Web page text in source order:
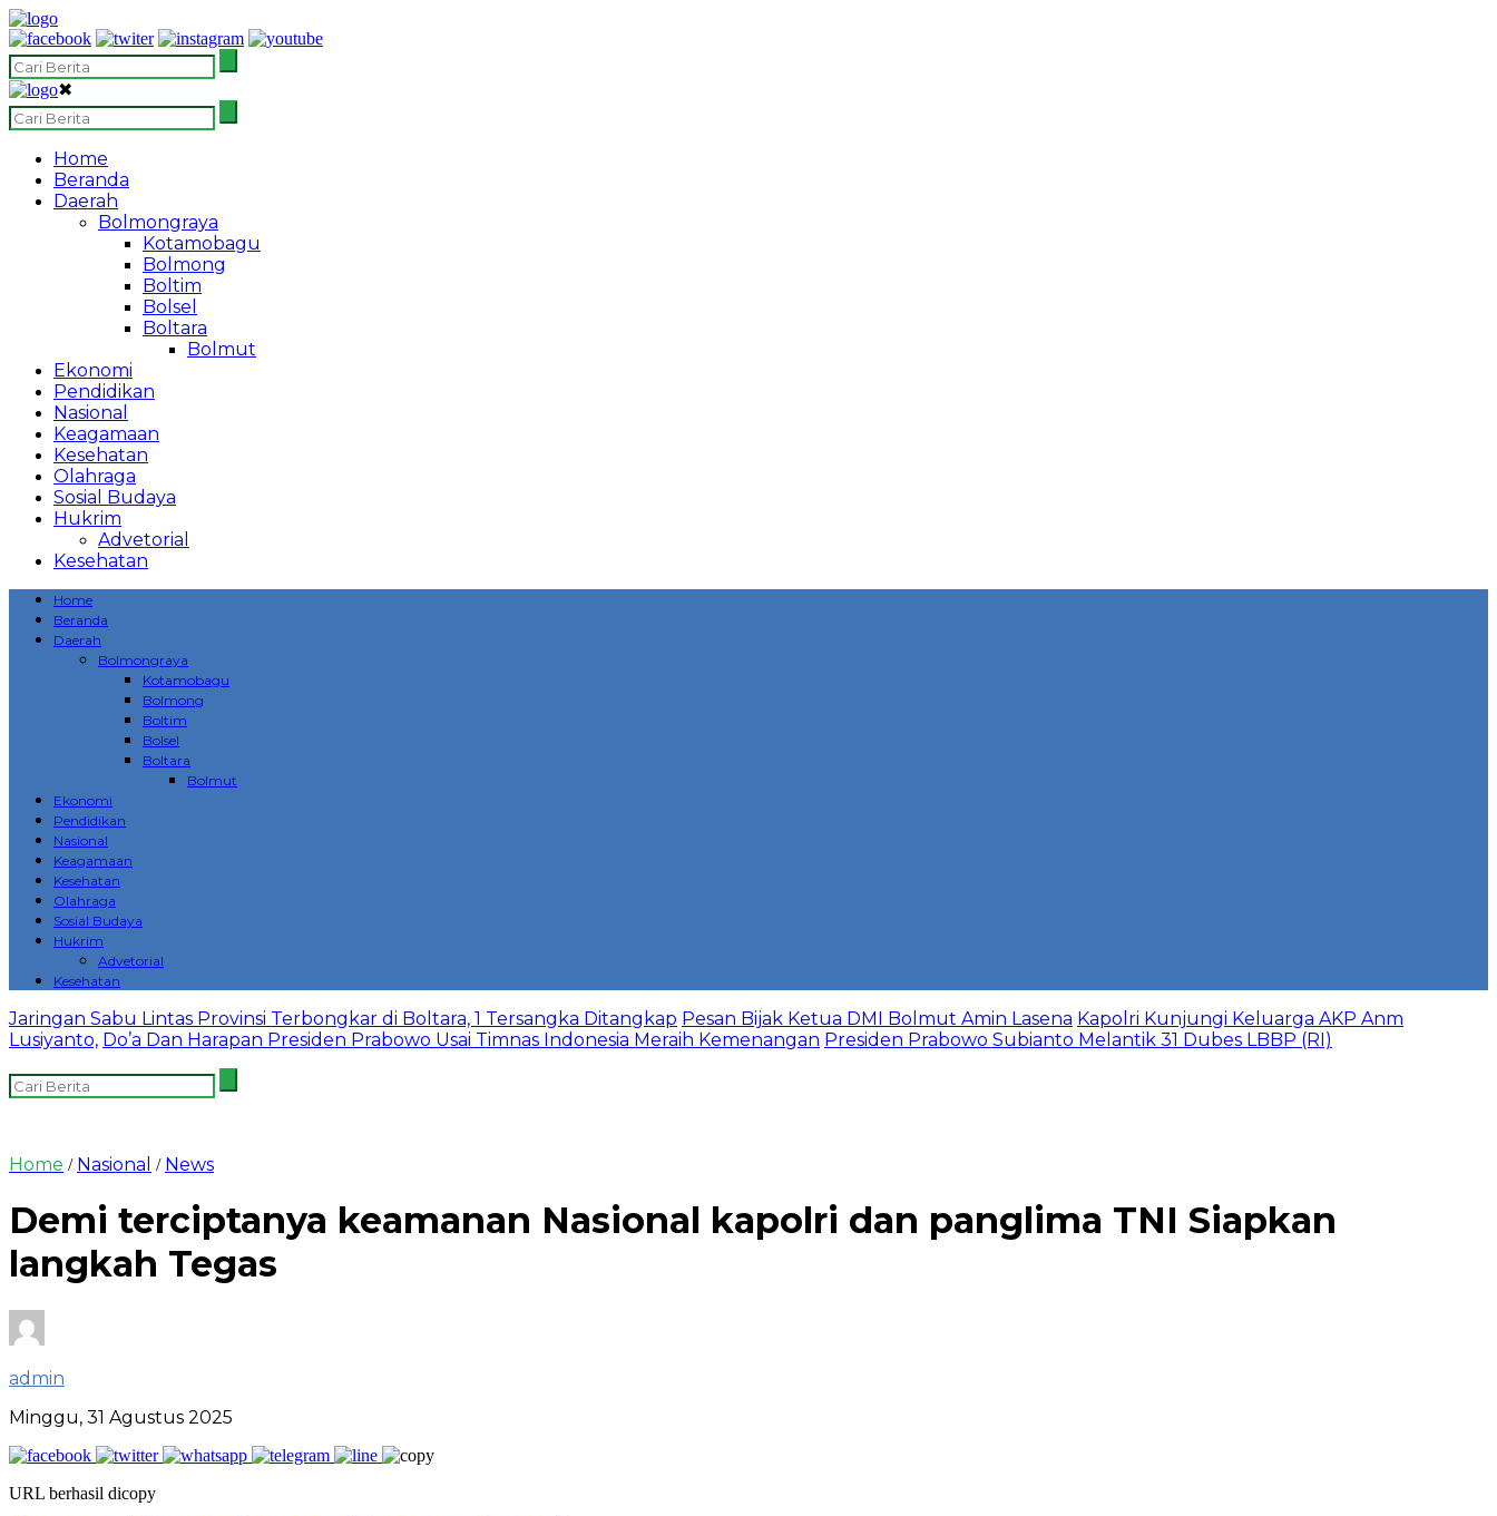
✖
Home
Beranda
Daerah
Bolmongraya
Kotamobagu
Bolmong
Boltim
Bolsel
Boltara
Bolmut
Ekonomi
Pendidikan
Nasional
Keagamaan
Kesehatan
Olahraga
Sosial Budaya
Hukrim
Advetorial
Kesehatan
Home
Beranda
Daerah
Bolmongraya
Kotamobagu
Bolmong
Boltim
Bolsel
Boltara
Bolmut
Ekonomi
Pendidikan
Nasional
Keagamaan
Kesehatan
Olahraga
Sosial Budaya
Hukrim
Advetorial
Kesehatan
Jaringan Sabu Lintas Provinsi Terbongkar di Boltara, 1 Tersangka Ditangkap Pesan Bijak Ketua DMI Bolmut Amin Lasena Kapolri Kunjungi Keluarga AKP Anm
Lusiyanto, Do’a Dan Harapan Presiden Prabowo Usai Timnas Indonesia Meraih Kemenangan Presiden Prabowo Subianto Melantik 31 Dubes LBBP (RI)
Home / Nasional / News
Demi terciptanya keamanan Nasional kapolri dan panglima TNI Siapkan
langkah Tegas
admin
Minggu, 31 Agustus 2025
URL berhasil dicopy